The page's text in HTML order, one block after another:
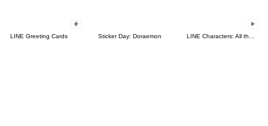
LINE Greeting Cards Sticker Day: Doraemon